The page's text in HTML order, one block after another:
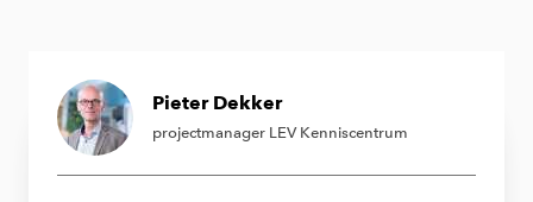
Pieter Dekker
projectmanager LEV Kenniscentrum